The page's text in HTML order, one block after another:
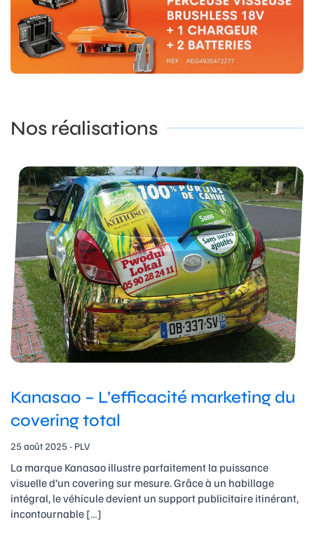
Nos réalisations
Kanasao – L’efficacité marketing du
covering total
25 août 2025 - PLV
La marque Kanasao illustre parfaitement la puissance
visuelle d’un covering sur mesure. Grâce à un habillage
intégral, le véhicule devient un support publicitaire itinérant,
incontournable […]